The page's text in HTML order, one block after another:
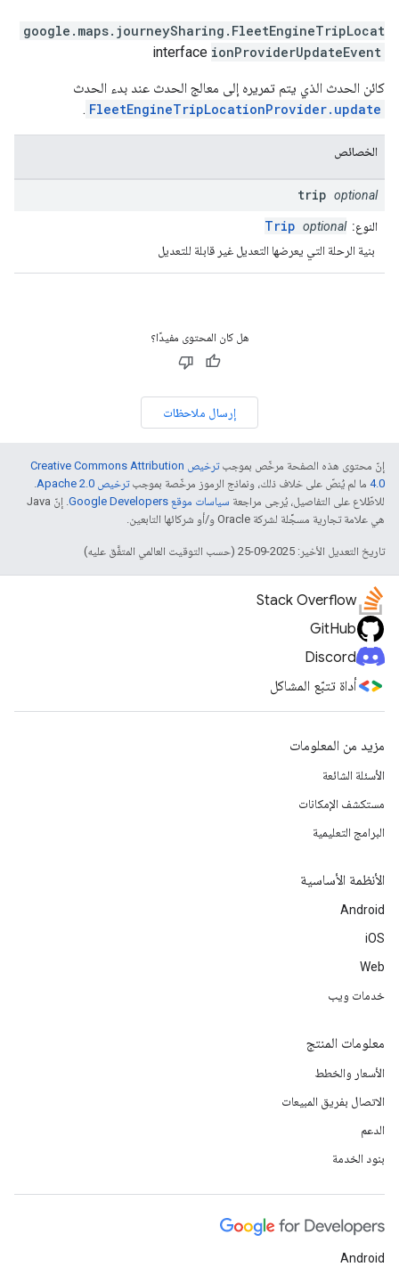
google.maps.journeySharing . FleetEngineTripLocat
ionProviderUpdateEvent
كائن الحدث الذي يتم تمريره إلى معالج الحدث عند بدء الحدث
FleetEngineTripLocationProvider.update
.
الخصائص
trip optional
النوع: Trip optional
بنية الرحلة التي يعرضها التعديل غير قابلة للتعديل
هل كان المحتوى مفيدًا؟
إرسال ملاحظات
إنّ محتوى هذه الصفحة مرخّص بموجب
ترخيص Creative Commons Attribution
4.0‏ ما لم يُنصّ على خلاف ذلك، ونماذج الرموز مرخّصة بموجبترخيص Apache 2.0‏
.
للاطّلاع على التفاصيل، يُرجى مراجعة سياسات موقع Google Developers‏
. إنّ Java
هي علامة تجارية مسجَّلة لشركة Oracle و/أو شركائها التابعين.
تاريخ التعديل الأخير: 2025-09-25 (حسب التوقيت العالمي المتفَّق عليه)
Stack Overflow
GitHub
Discord
أداة تتبّع المشاكل
مزيد من المعلومات
الأسئلة الشائعة
مستكشف الإمكانات
البرامج التعليمية
الأنظمة الأساسية
Android
iOS
Web
خدمات ويب
معلومات المنتج
الأسعار والخطط
الاتصال بفريق المبيعات
الدعم
بنود الخدمة
Android